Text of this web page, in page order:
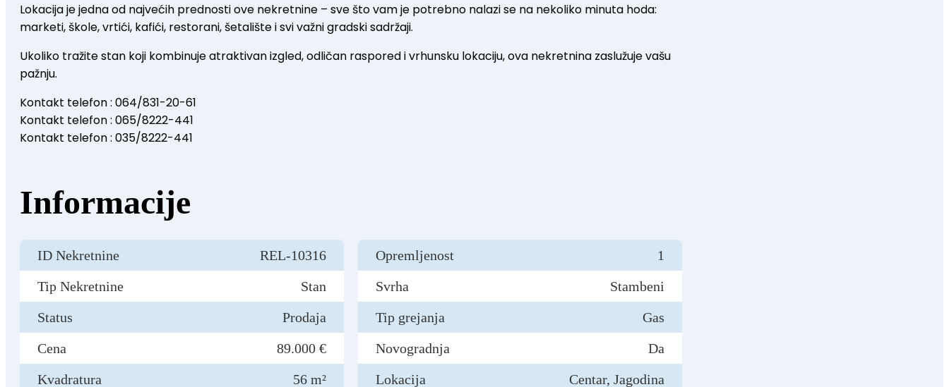
Lokacija je jedna od najvećih prednosti ove nekretnine – sve što vam je potrebno nalazi se na nekoliko minuta hoda:
marketi, škole, vrtići, kafići, restorani, šetalište i svi važni gradski sadržaji.
Ukoliko tražite stan koji kombinuje atraktivan izgled, odličan raspored i vrhunsku lokaciju, ova nekretnina zaslužuje vašu
pažnju.
Kontakt telefon : 064/831-20-61
Kontakt telefon : 065/8222-441
Kontakt telefon : 035/8222-441
Informacije
ID Nekretnine
REL-10316
Tip Nekretnine
Stan
Status
Prodaja
Cena
89.000 €
Kvadratura
56 m²
Opremljenost
1
Svrha
Stambeni
Tip grejanja
Gas
Novogradnja
Da
Lokacija
Centar, Jagodina